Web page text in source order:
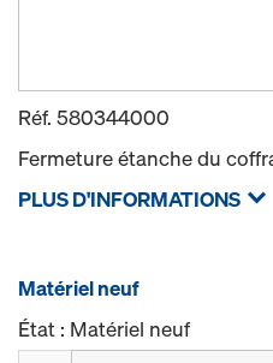
Réf. 580344000
Fermeture étanche du
PLUS D'INFORMATIONS
Matériel neuf
État : Matériel neuf